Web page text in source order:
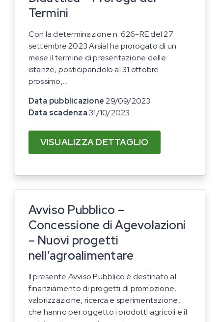
Termini
Con la determinazione n. 626-RE del 27
settembre 2023 Arsial ha prorogato di un
mese il termine di presentazione delle
istanze, posticipandolo al 31 ottobre
prossimo,...
Data pubblicazione29/09/2023
Data scadenza31/10/2023
VISUALIZZA DETTAGLIO
Avviso Pubblico –
Concessione di Agevolazioni
– Nuovi progetti
nell’agroalimentare
Il presente Avviso Pubblico è destinato al
finanziamento di progetti di promozione,
valorizzazione, ricerca e sperimentazione,
che hanno per oggetto i prodotti agricoli e il